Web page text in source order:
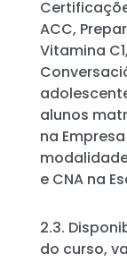
ACC,
Vitamina
alunos
na
e CNA na
2.3.
do curso,